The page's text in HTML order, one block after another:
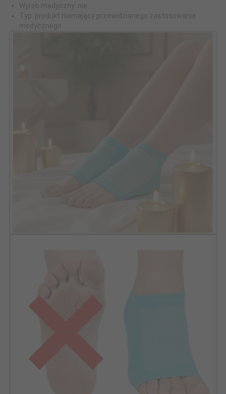
Wyrób medyczny: nie
Typ: produkt niemający przewidzianego zastosowania
medycznego